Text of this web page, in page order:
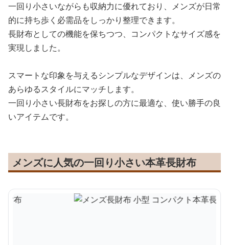
一回り小さいながらも収納力に優れており、メンズが日常
的に持ち歩く必需品をしっかり整理できます。
長財布としての機能を保ちつつ、コンパクトなサイズ感を
実現しました。
スマートな印象を与えるシンプルなデザインは、メンズの
あらゆるスタイルにマッチします。
一回り小さい長財布をお探しの方に最適な、使い勝手の良
いアイテムです。
メンズに人気の一回り小さい本革長財布